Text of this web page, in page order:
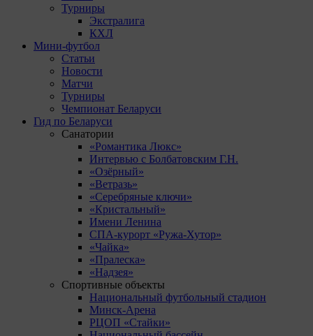
Турниры
Экстралига
КХЛ
Мини-футбол
Статьи
Новости
Матчи
Турниры
Чемпионат Беларуси
Гид по Беларуси
Санатории
«Романтика Люкс»
Интервью с Болбатовским Г.Н.
«Озёрный»
«Ветразь»
«Серебряные ключи»
«Кристальный»
Имени Ленина
СПА-курорт «Ружа-Хутор»
«Чайка»
«Пралеска»
«Надзея»
Спортивные объекты
Национальный футбольный стадион
Минск-Арена
РЦОП «Стайки»